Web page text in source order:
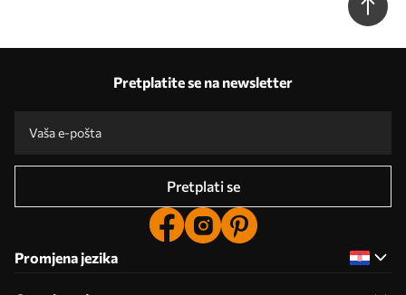
Pretplatite se na newsletter
Pretplati se
Promjena jezika